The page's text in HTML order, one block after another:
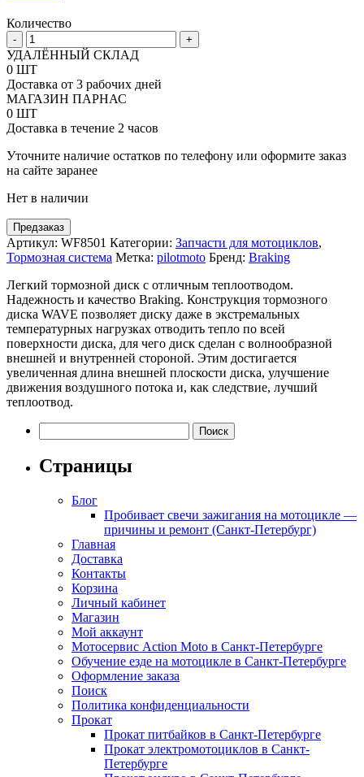
Количество
-
Количество
товара
Задний
тормозной
диск
Braking
Wave
мотоциклы
Yamaha
+
УДАЛЁННЫЙ СКЛАД
0 ШТ
Доставка от 3 рабочих дней
МАГАЗИН ПАРНАС
0 ШТ
Доставка в течение 2 часов
Уточните наличие остатков по телефону или оформите заказ
на сайте заранее
Нет в наличии
Предзаказ
Артикул: WF8501 Категории: Запчасти для мотоциклов,
Тормозная система Метка: pilotmoto Бренд: Braking
Легкий тормозной диск с отличным теплоотводом.
Надежность и качество Braking. Конструкция тормозного
диска WAVE позволяет диску даже в экстремальных
температурных нагрузках отводить тепло по всей
поверхности диска, для чего диск сделан с волнообразной
внешней и внутренней стороной. Этим достигается
увеличенная длина внешней плоскости диска, улучшение
движения воздушного потока и, как следствие, лучший
теплоотвод.
Страницы
Блог
Пробивает свечи зажигания на мотоцикле —
причины и ремонт (Санкт-Петербург)
Главная
Доставка
Контакты
Корзина
Личный кабинет
Магазин
Мой аккаунт
Мотосервис Action Moto в Санкт-Петербурге
Обучение езде на мотоцикле в Санкт-Петербурге
Оформление заказа
Поиск
Политика конфиденциальности
Прокат
Прокат питбайков в Санкт-Петербурге
Прокат электромотоциклов в Санкт-
Петербурге